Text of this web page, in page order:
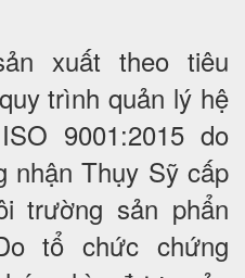
xuất theo tiêu
trình quản lý hệ
9001:2015 do
nhận Thụy Sỹ cấp
trường sản phẩn
tổ chức chứng